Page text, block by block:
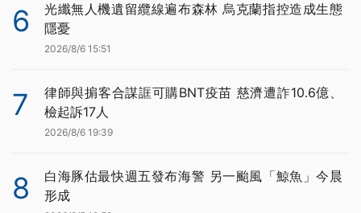
6
光纖無人機遺留纜線遍布森林 烏克蘭指控造成生態
隱憂
2026/8/6 15:51
7
律師與掮客合謀誆可購BNT疫苗 慈濟遭詐10.6億、
檢起訴17人
2026/8/6 19:39
8
白海豚估最快週五發布海警 另一颱風「鯨魚」今晨
形成